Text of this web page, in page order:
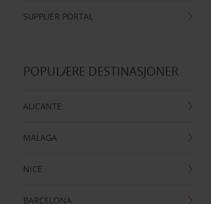
SUPPLIER PORTAL
POPULÆRE DESTINASJONER
ALICANTE
MALAGA
NICE
BARCELONA